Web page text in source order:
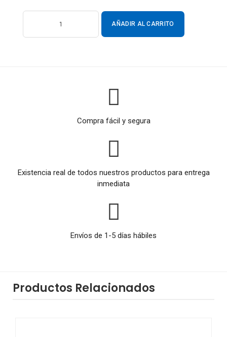
AÑADIR AL CARRITO
Compra fácil y segura
Existencia real de todos nuestros productos para entrega
inmediata
Envíos de 1-5 días hábiles
Productos Relacionados